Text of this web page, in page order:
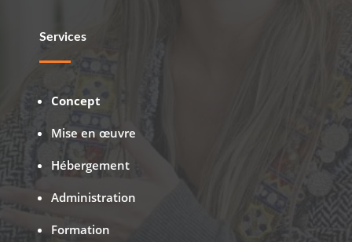
Services
Concept
Mise en œuvre
Hébergement
Administration
Formation